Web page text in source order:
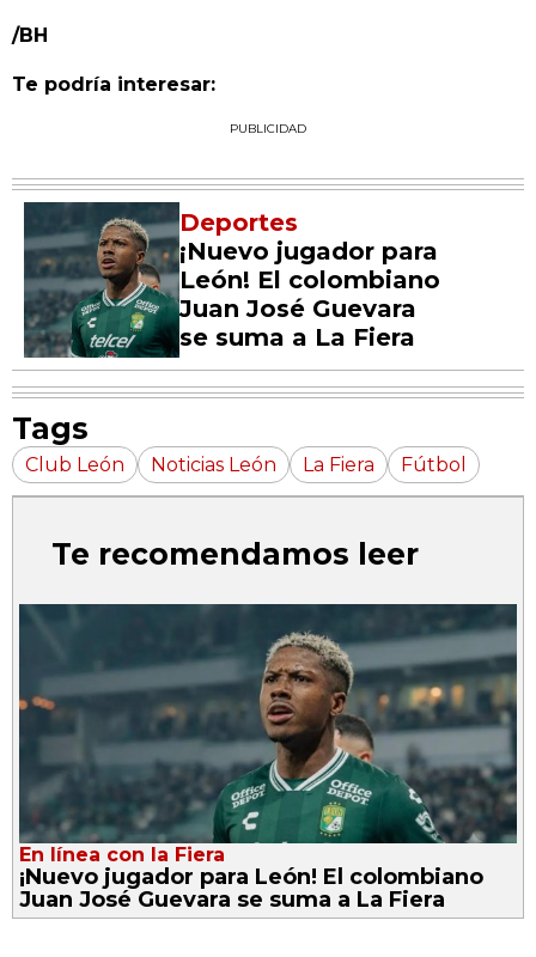
/BH
Te podría interesar:
PUBLICIDAD
Deportes
¡Nuevo jugador para
León! El colombiano
Juan José Guevara
se suma a La Fiera
Tags
Club León Noticias León La Fiera Fútbol
Te recomendamos leer
En línea con la Fiera
¡Nuevo jugador para León! El colombiano
Juan José Guevara se suma a La Fiera